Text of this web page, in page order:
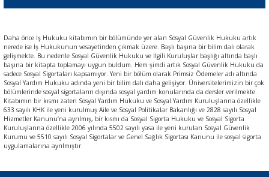
Daha önce İş Hukuku kitabımın bir bölümünde yer alan Sosyal Güvenlik Hukuku artık
nerede ise İş Hukukunun vesayetinden çıkmak üzere. Başlı başına bir bilim dalı olarak
gelişmekte. Bu nedenle Sosyal Güvenlik Hukuku ve İlgili Kuruluşlar başlığı altında başlı
başına bir kitapta toplamayı uygun buldum. Hem şimdi artık Sosyal Güvenlik Hukuku da
sadece Sosyal Sigortaları kapsamıyor. Yeni bir bölüm olarak Primsiz Ödemeler adı altında
Sosyal Yardım Hukuku adında yeni bir bilim dalı daha gelişiyor. Üniversitelerimizin bir çok
bölümlerinde sosyal sigortaların dışında sosyal yardım konularında da dersler verilmekte.
Kitabımın bir kısmı zaten Sosyal Yardım Hukuku ve Sosyal Yardım Kuruluşlarına özellikle
633 sayılı KHK ile yeni kurulmuş Aile ve Sosyal Politikalar Bakanlığı ve 2828 sayılı Sosyal
Hizmetler Kanunu’na ayrılmış, bir kısmı da Sosyal Sigorta Hukuku ve Sosyal Sigorta
Kuruluşlarına özellikle 2006 yılında 5502 sayılı yasa ile yeni kurulan Sosyal Güvenlik
Kurumu ve 5510 sayılı Sosyal Sigortalar ve Genel Sağlık Sigortası Kanunu ile sosyal sigorta
uygulamalarına ayrılmıştır.